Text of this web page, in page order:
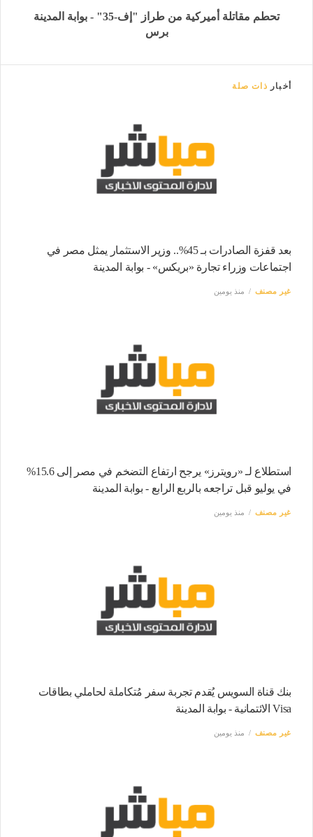
تحطم مقاتلة أميركية من طراز "إف-35" - بوابة المدينة
برس
أخبار ذات صلة
بعد قفزة الصادرات بـ 45%.. وزير الاستثمار يمثل مصر في
اجتماعات وزراء تجارة «بريكس» - بوابة المدينة
غير مصنف منذ يومين
استطلاع لـ «رويترز» يرجح ارتفاع التضخم في مصر إلى 15.6%
في يوليو قبل تراجعه بالربع الرابع - بوابة المدينة
غير مصنف منذ يومين
بنك قناة السويس يُقدم تجربة سفر مُتكاملة لحاملي بطاقات
Visa الائتمانية - بوابة المدينة
غير مصنف منذ يومين